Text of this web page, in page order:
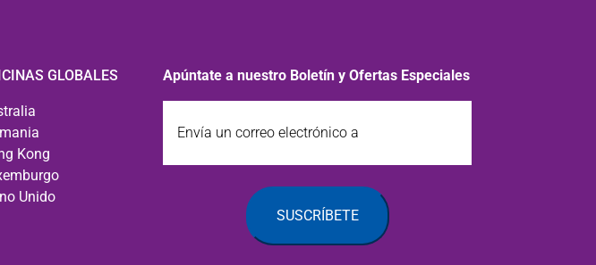
GLOBALES
Kong
Unido
Apúntate a nuestro Boletín y Ofertas Especiales
un